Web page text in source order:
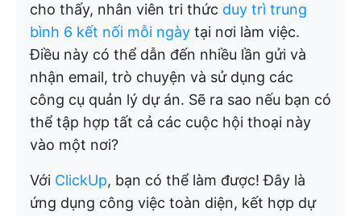
cho thấy, nhân viên tri thức duy trì trung
bình 6 kết nối mỗi ngày tại nơi làm việc.
Điều này có thể dẫn đến nhiều lần gửi và
nhận email, trò chuyện và sử dụng các
công cụ quản lý dự án. Sẽ ra sao nếu bạn có
thể tập hợp tất cả các cuộc hội thoại này
vào một nơi?
Với ClickUp, bạn có thể làm được! Đây là
ứng dụng công việc toàn diện, kết hợp dự